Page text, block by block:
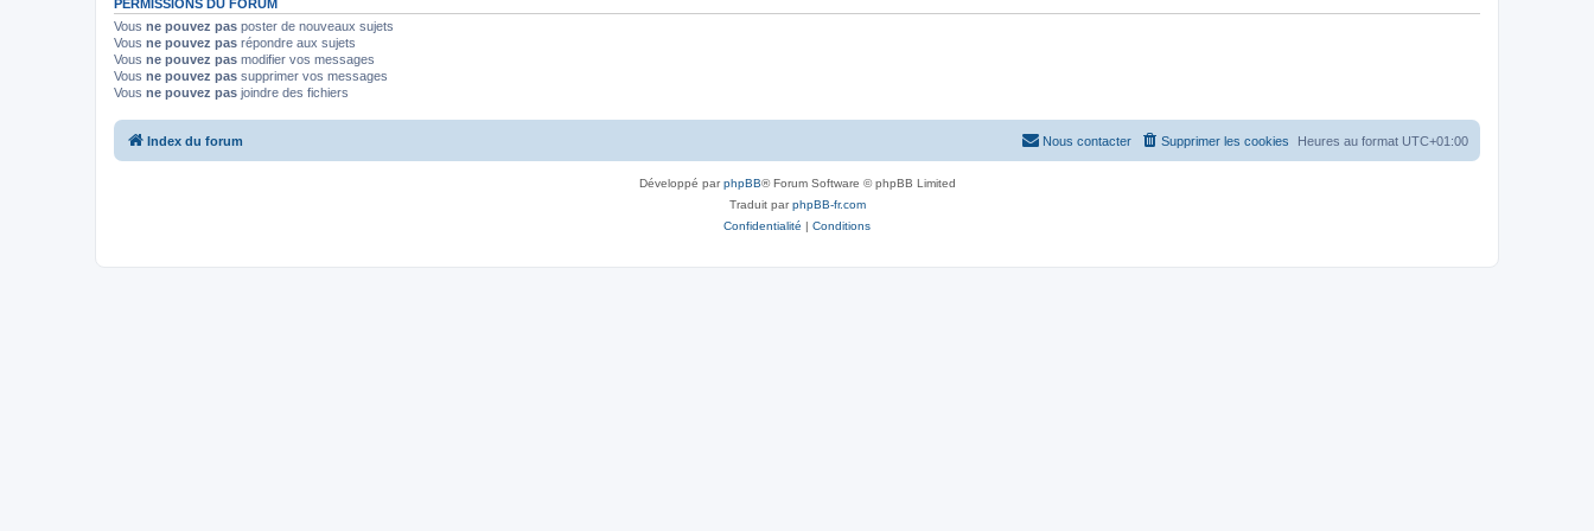
PERMISSIONS DU FORUM
Vous ne pouvez pas poster de nouveaux sujets
Vous ne pouvez pas répondre aux sujets
Vous ne pouvez pas modifier vos messages
Vous ne pouvez pas supprimer vos messages
Vous ne pouvez pas joindre des fichiers
Index du forum Heures au format UTC+01:00
Supprimer les cookies
Nous contacter
Développé parphpBB® Forum Software © phpBB Limited
Traduit parphpBB-fr.com
Confidentialité | Conditions